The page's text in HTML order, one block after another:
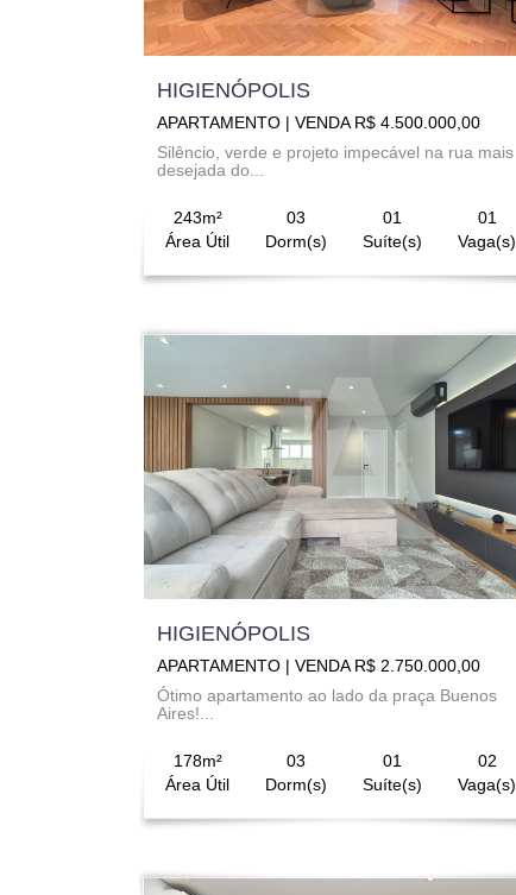
HIGIENÓPOLIS
APARTAMENTO | VENDA R$ 4.500.000,00
Silêncio, verde e projeto impecável na rua mais
desejada do...
243m²
Área Útil
03
Dorm(s)
01
Suíte(s)
01
Vaga(s)
HIGIENÓPOLIS
APARTAMENTO | VENDA R$ 2.750.000,00
Ótimo apartamento ao lado da praça Buenos
Aires!...
178m²
Área Útil
03
Dorm(s)
01
Suíte(s)
02
Vaga(s)